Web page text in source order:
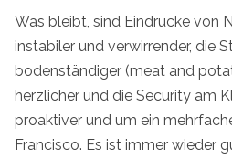
Was bleibt, sind Eindrücke von
instabiler und verwirrender, die
bodenständiger (meat and
herzlicher und die Security am
proaktiver und um ein
Francisco. Es ist immer wieder